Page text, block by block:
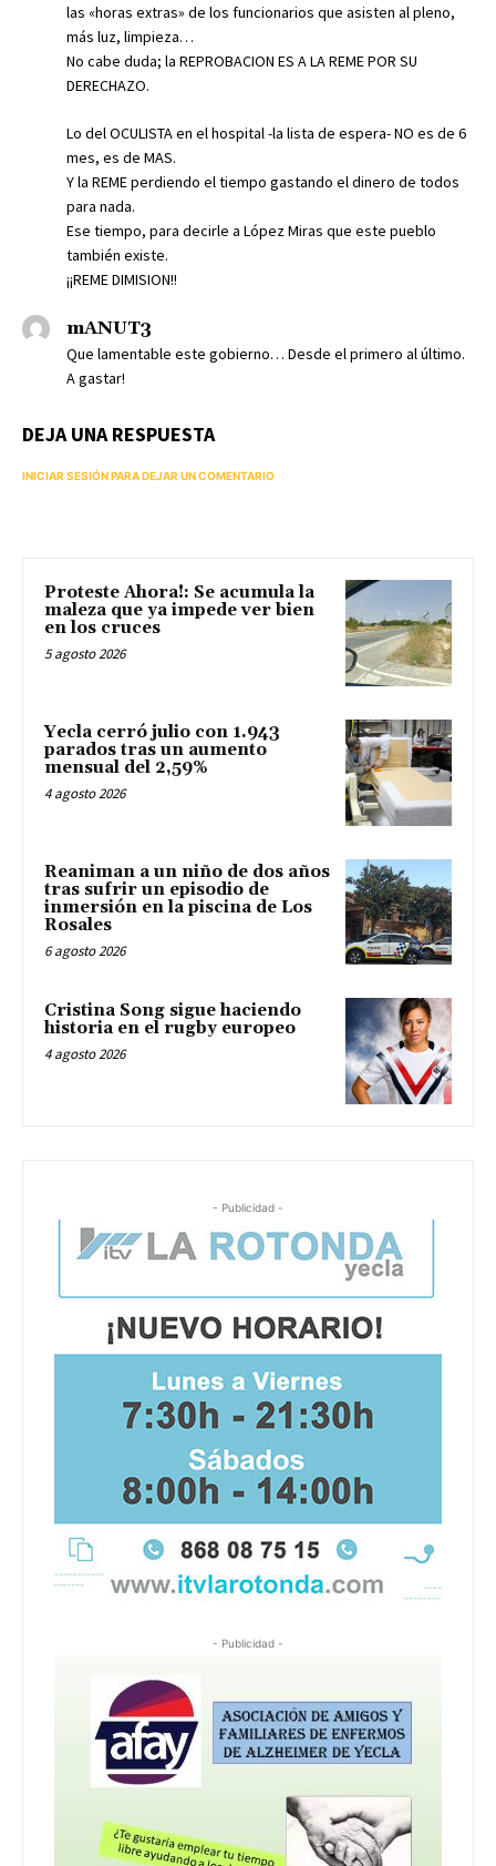
las «horas extras» de los funcionarios que asisten al pleno,
más luz, limpieza…
No cabe duda; la REPROBACION ES A LA REME POR SU
DERECHAZO.
Lo del OCULISTA en el hospital -la lista de espera- NO es de 6
mes, es de MAS.
Y la REME perdiendo el tiempo gastando el dinero de todos
para nada.
Ese tiempo, para decirle a López Miras que este pueblo
también existe.
¡¡REME DIMISION!!
mANUT3
Que lamentable este gobierno… Desde el primero al último.
A gastar!
DEJA UNA RESPUESTA
INICIAR SESIÓN PARA DEJAR UN COMENTARIO
Proteste Ahora!: Se acumula la
maleza que ya impede ver bien
en los cruces
5 agosto 2026
Yecla cerró julio con 1.943
parados tras un aumento
mensual del 2,59%
4 agosto 2026
Reaniman a un niño de dos años
tras sufrir un episodio de
inmersión en la piscina de Los
Rosales
6 agosto 2026
Cristina Song sigue haciendo
historia en el rugby europeo
4 agosto 2026
- Publicidad -
- Publicidad -